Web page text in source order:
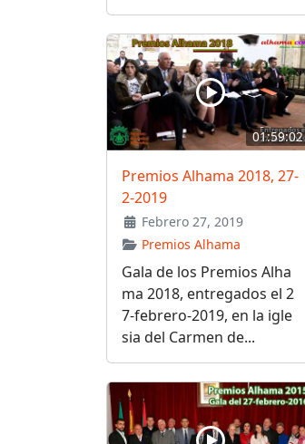
01:59:02
Premios Alhama 2018, 27-
2-2019
Febrero 27, 2019
Premios Alhama
Gala de los Premios Alha
ma 2018, entregados el 2
7-febrero-2019, en la igle
sia del Carmen de...